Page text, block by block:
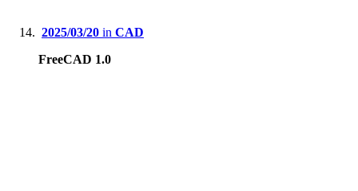
2025/03/20 in CAD
FreeCAD 1.0